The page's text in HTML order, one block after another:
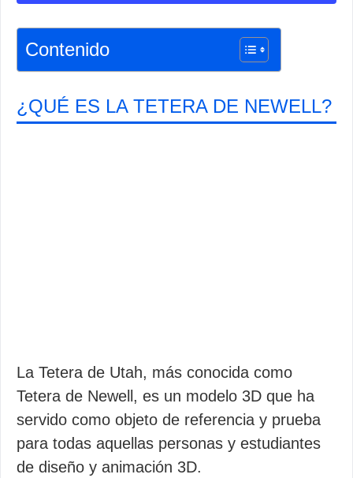
Contenido
¿QUÉ ES LA TETERA DE NEWELL?
La Tetera de Utah, más conocida como
Tetera de Newell, es un modelo 3D que ha
servido como objeto de referencia y prueba
para todas aquellas personas y estudiantes
de diseño y animación 3D.